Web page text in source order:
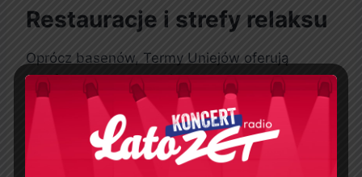
Restauracje i strefy relaksu
Oprócz basenów, Termy Uniejów oferują
komfortowe restauracje z bogatym menu.
Goście mogą zjeść posiłek dla dzieci, szybki
lunch lub dania na specjalne okazje. Ponadto w
Termach Uniejów jedzenie staje się częścią
wyjątkowego wypoczynku, podczas gdy w